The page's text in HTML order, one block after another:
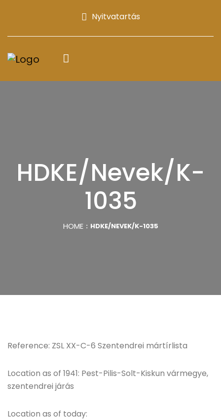
Nyitvatartás
HDKE/Nevek/K-
1035
HOME HDKE/NEVEK/K-1035
Reference: ZSL XX-C-6 Szentendrei mártírlista
Location as of 1941: Pest-Pilis-Solt-Kiskun vármegye,
szentendrei járás
Location as of today: